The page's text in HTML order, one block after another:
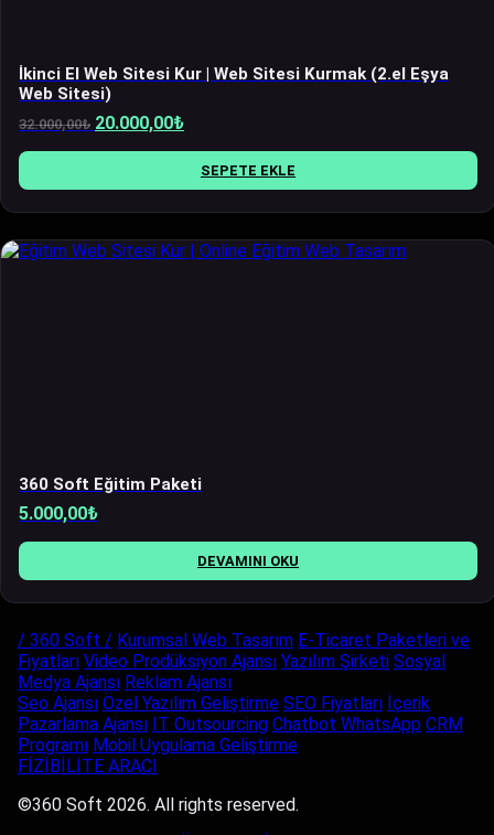
İkinci El Web Sitesi Kur | Web Sitesi Kurmak (2.el Eşya
Web Sitesi)
32.000,00₺ Orijinal
20.000,00₺Şu
fiyat:
20.000,00₺.
SEPETE EKLE
360 Soft Eğitim Paketi
5.000,00₺
DEVAMINI OKU
/ 360 Soft / Kurumsal Web Tasarım E-Ticaret Paketleri ve
Fiyatları Video Prodüksiyon Ajansı Yazılım Şirketi Sosyal
Medya Ajansı Reklam Ajansı
Seo Ajansı Özel Yazılım Geliştirme SEO Fiyatları İçerik
Pazarlama Ajansı IT Outsourcing Chatbot WhatsApp CRM
Programı Mobil Uygulama Geliştirme
FİZİBİLİTE ARACI
©360 Soft 2026. All rights reserved.